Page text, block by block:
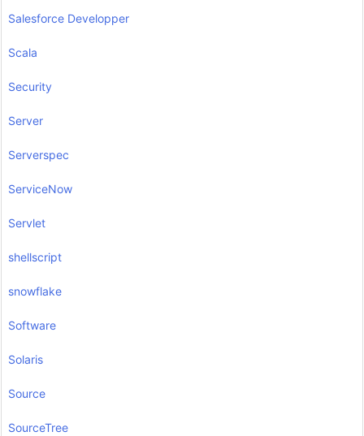
Salesforce Developper
Scala
Security
Server
Serverspec
ServiceNow
Servlet
shellscript
snowflake
Software
Solaris
Source
SourceTree